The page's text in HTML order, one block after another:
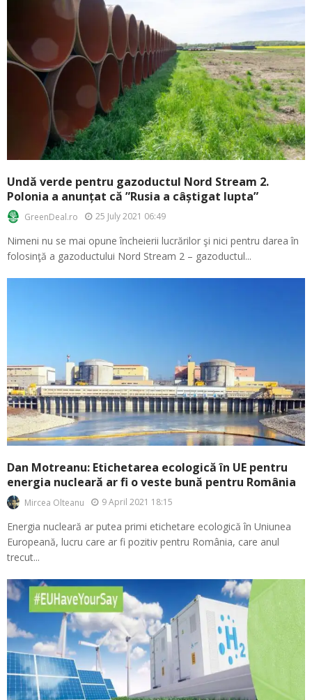
Undă verde pentru gazoductul Nord Stream 2.
Polonia a anunțat că ”Rusia a câștigat lupta”
GreenDeal.ro 25 July 2021 06:49
Nimeni nu se mai opune încheierii lucrărilor şi nici pentru darea în
folosinţă a gazoductului Nord Stream 2 – gazoductul...
Dan Motreanu: Etichetarea ecologică în UE pentru
energia nucleară ar fi o veste bună pentru România
Mircea Olteanu 9 April 2021 18:15
Energia nucleară ar putea primi etichetare ecologică în Uniunea
Europeană, lucru care ar fi pozitiv pentru România, care anul
trecut...